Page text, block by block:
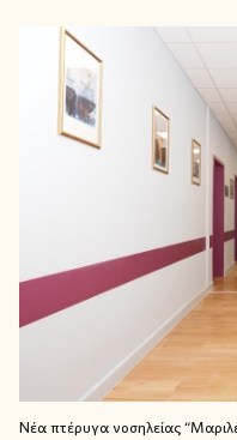
Νέα πτέρυγα νοσηλείας